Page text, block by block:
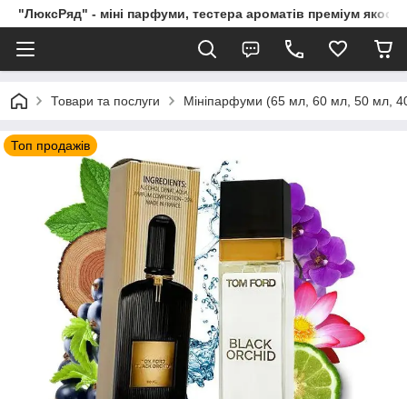
"ЛюксРяд" - міні парфуми, тестера ароматів преміум
Товари та послуги Мініпарфуми (65 мл, 60 мл, 50 мл,
Топ продажів